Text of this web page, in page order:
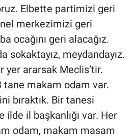
Elbette partimizi geri
merkezimizi geri
ocağını geri alacağız.
sokaktayız, meydandayız.
yer ararsak Meclis’tir.
tane makam odam var.
bıraktık. Bir tanesi
ilde il başkanlığı var. Her
odam, makam masam